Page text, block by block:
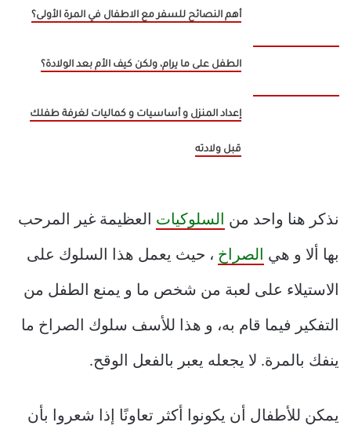
أهم النصائح للسفر مع الاطفال في المرة الأولى؟
الطفل على ما يرام، ولكن كيف الأم بعد الولادة؟
إعداد المنزل و أساسيات و كماليات لغرفة طفلك
قبل ولادته
نذكر هنا واحد من السلوكيات العظيمة غير المرحب
بها ألا و هي الصراخ ، حيث يعمل هذا السلوك على
الاستيلاء على لعبة من شخص ما و يمنع الطفل من
التفكير فيما قام به، و هذا للأسف سلوك الصراخ ما
ينفك بالمرة. لا يجعله يعبر بالفعل الوقح.
يمكن للأطفال أن يكونوا أكثر تعاونًا إذا شعروا بأن